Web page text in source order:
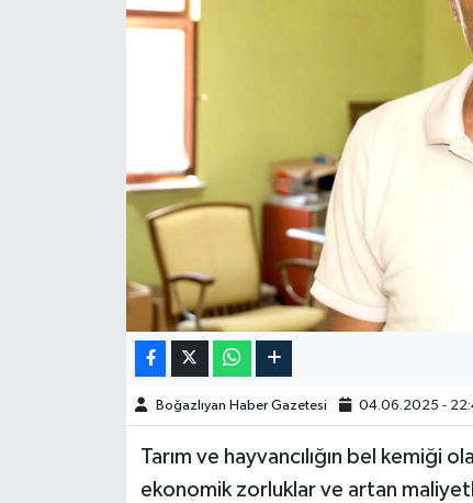
Boğazlıyan Haber Gazetesi 04.06.2025 -
Tarım ve hayvancılığın bel kemiği
ekonomik zorluklar ve artan